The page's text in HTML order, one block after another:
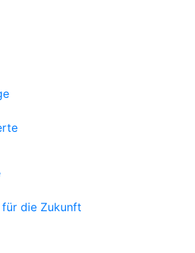
die Zukunft